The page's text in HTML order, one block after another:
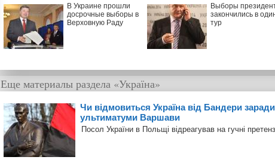
В Украине прошли
досрочные выборы в
Верховную Раду
Выборы
закончились в
тур
Еще материалы раздела «Україна»
Чи відмовиться Україна від Бандери
ультиматуми Варшави
Посол України в Польщі відреагував на гучні